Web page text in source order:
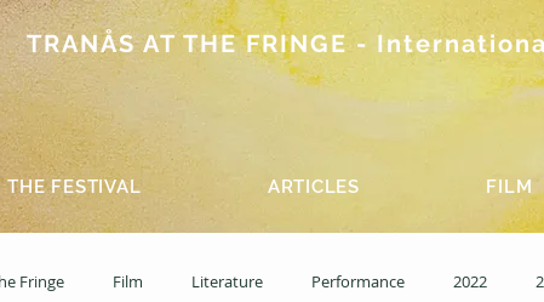
TRANÅS AT THE FRINGE -
THE FESTIVAL ARTICLES FILM
Fringe Film Literature Performance 2022